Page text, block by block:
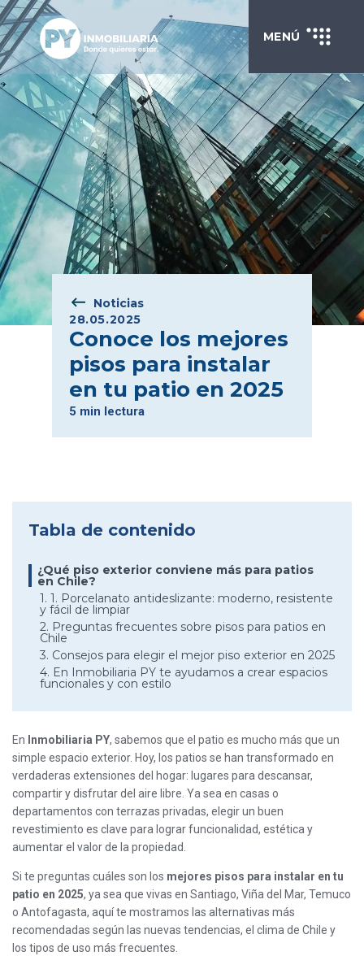
MENÚ
Noticias
28.05.2025
Conoce los mejores
pisos para instalar
en tu patio en 2025
5 min lectura
Tabla de contenido
¿Qué piso exterior conviene más para patios
en Chile?
1. 1. Porcelanato antideslizante: moderno, resistente
y fácil de limpiar
2. Preguntas frecuentes sobre pisos para patios en
Chile
3. Consejos para elegir el mejor piso exterior en 2025
4. En Inmobiliaria PY te ayudamos a crear espacios
funcionales y con estilo
En Inmobiliaria PY, sabemos que el patio es mucho más que un
simple espacio exterior. Hoy, los patios se han transformado en
verdaderas extensiones del hogar: lugares para descansar,
compartir y disfrutar del aire libre. Ya sea en casas o
departamentos con terrazas privadas, elegir un buen
revestimiento es clave para lograr funcionalidad, estética y
aumentar el valor de la propiedad.
Si te preguntas cuáles son los mejores pisos para instalar en tu
patio en 2025, ya sea que vivas en Santiago, Viña del Mar, Temuco
o Antofagasta, aquí te mostramos las alternativas más
recomendadas según las nuevas tendencias, el clima de Chile y
los tipos de uso más frecuentes.